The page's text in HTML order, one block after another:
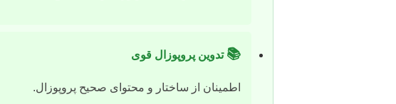
📚 تدوین پروپوزال قوی
اطمینان از ساختار و محتوای صحیح پروپوزال.